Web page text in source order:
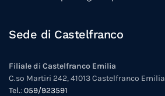
Sede di Castelfranco
Filiale di Castelfranco Emilia
C.so Martiri 242, 41013 Castelfranco Emilia
Tel.:059/923591